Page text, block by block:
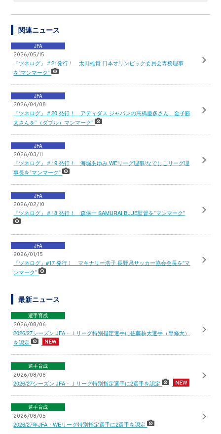
関連ニュース
JFA
2026/05/15
『ツネログ』＃21発行！ 太田雄貴 日本オリンピック委員会専務理事
を”マンマーク”
JFA
2026/04/08
『ツネログ』＃20 発行！ アディダス ジャパンの高橋慶多さん、金子勝
太さんを”（ダブル）マンマーク”
JFA
2026/03/11
『ツネログ』＃19 発行！ 海堀あゆみ WEリーグ理事/なでしこリーグ理
事長を”マンマーク”
JFA
2026/02/10
『ツネログ』＃18 発行！ 森保一 SAMURAI BLUE監督を”マンマーク”
JFA
2026/01/15
『ツネログ』#17 発行！ マキナリー浩子 長野県サッカー協会会長を”マ
ンマーク”
最新ニュース
選手育成
2026/08/06
2026/27シーズン JFA・Ｊリーグ特別指定選手に佐藤柚太選手（専修大）
を認定
選手育成
2026/08/06
2026/27シーズン JFA・Ｊリーグ特別指定選手に2選手を認定
選手育成
2026/08/05
2026/27年JFA・WEリーグ特別指定選手に2選手を認定